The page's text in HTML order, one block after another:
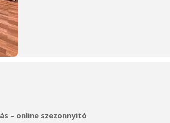
– online szezonnyitó